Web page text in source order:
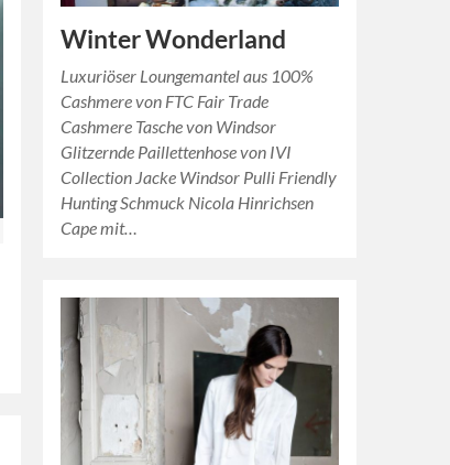
Winter Wonderland
Luxuriöser Loungemantel aus 100%
Cashmere von FTC Fair Trade
Cashmere Tasche von Windsor
Glitzernde Paillettenhose von IVI
Collection Jacke Windsor Pulli Friendly
Hunting Schmuck Nicola Hinrichsen
Cape mit…